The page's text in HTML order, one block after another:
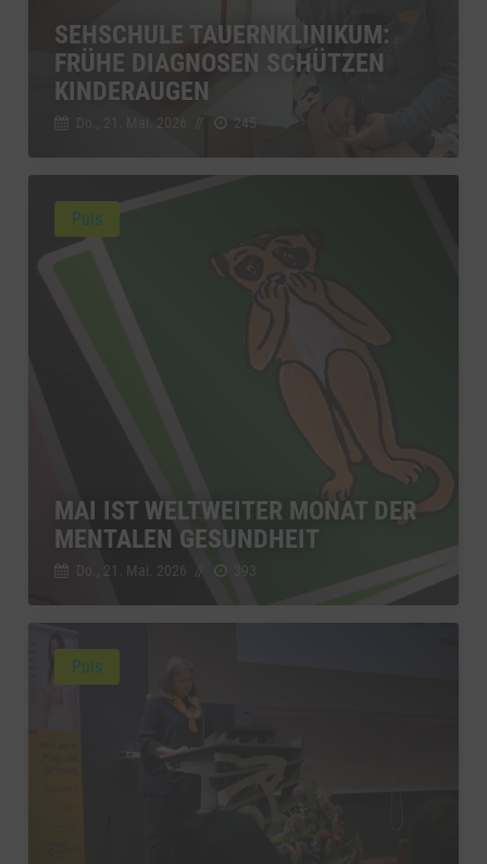
SEHSCHULE TAUERNKLINIKUM:
FRÜHE DIAGNOSEN SCHÜTZEN
KINDERAUGEN
Do., 21. Mai. 2026 // 245
MAI IST WELTWEITER MONAT DER
MENTALEN GESUNDHEIT
Do., 21. Mai. 2026 // 393
Puls
Puls